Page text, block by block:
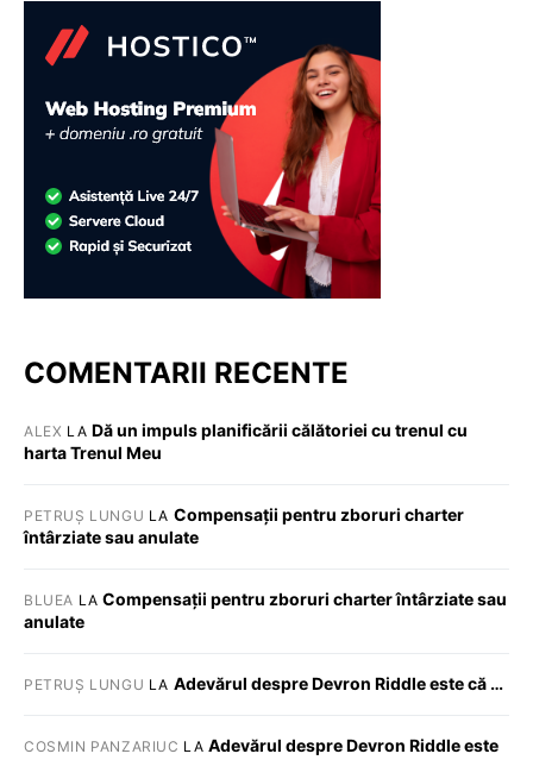
COMENTARII RECENTE
ALEX LA Dă un impuls planificării călătoriei cu trenul cu
harta Trenul Meu
PETRUȘ LUNGU LA Compensații pentru zboruri charter
întârziate sau anulate
BLUEA LACompensații pentru zboruri charter întârziate sau
anulate
PETRUȘ LUNGU LA Adevărul despre Devron Riddle este că …
COSMIN PANZARIUC LA Adevărul despre Devron Riddle este